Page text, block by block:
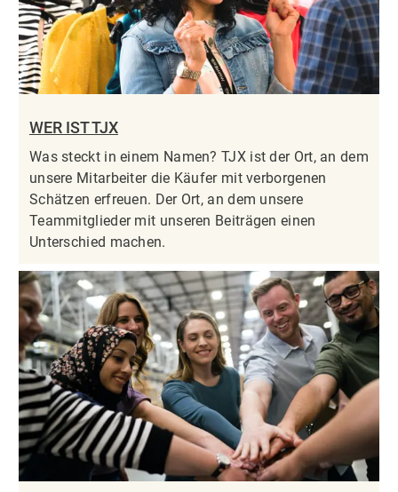
WER IST TJX
Was steckt in einem Namen? TJX ist der Ort, an dem
unsere Mitarbeiter die Käufer mit verborgenen
Schätzen erfreuen. Der Ort, an dem unsere
Teammitglieder mit unseren Beiträgen einen
Unterschied machen.